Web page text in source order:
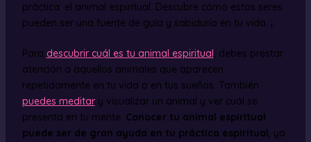
práctica: el animal espiritual. Descubre cómo estos seres
pueden ser una fuente de guía y sabiduría en tu vida. ¡.
Para descubrir cuál es tu animal espiritual, debes prestar
atención a aquellos animales que aparecen
repetidamente en tu vida o en tus sueños. También
puedes meditary visualizar un animal y ver cuál se
presenta en tu mente. Conocer tu animal espiritual
puede ser de gran ayuda en tu práctica espiritual, ya